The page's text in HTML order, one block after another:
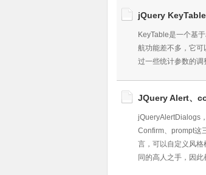
jQuery
KeyTable是一个基
航功能差不多，它
过一些统计参数的
JQuery Alert、
jQueryAlertDialogs
Confirm、prompt这
言，可以自定义风
同的高人之手，因